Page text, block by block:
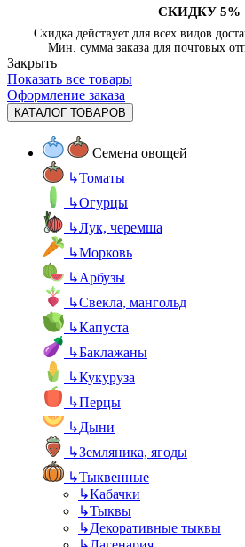
СКИДКУ 5%
Скидка действует для всех видов
Мин. сумма заказа для почтовых
Закрыть
Показать все товары
Оформление заказа
КАТАЛОГ ТОВАРОВ
Семена овощей
↳Томаты
↳Огурцы
↳Лук, черемша
↳Морковь
↳Арбузы
↳Свекла, мангольд
↳Капуста
↳Баклажаны
↳Кукуруза
↳Перцы
↳Дыни
↳Земляника, ягоды
↳Тыквенные
↳Кабачки
↳Тыквы
↳Декоративные тыквы